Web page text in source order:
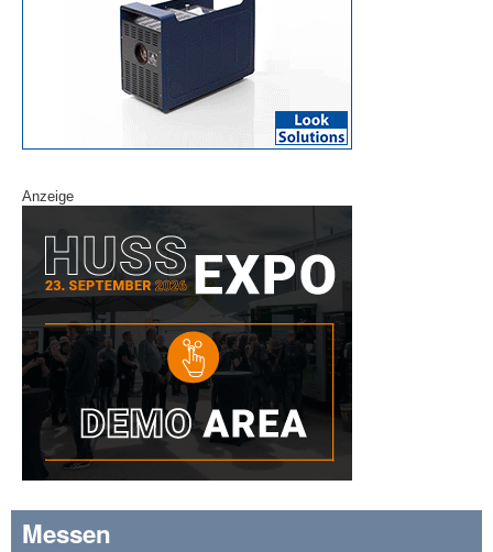
Anzeige
Messen